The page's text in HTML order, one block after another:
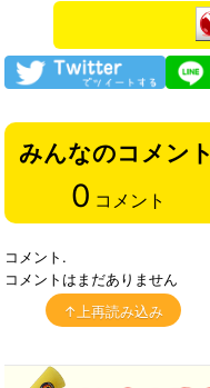
みんなのコメント
0 コメント
コメント.
コメントはまだありません
↑上再読み込み